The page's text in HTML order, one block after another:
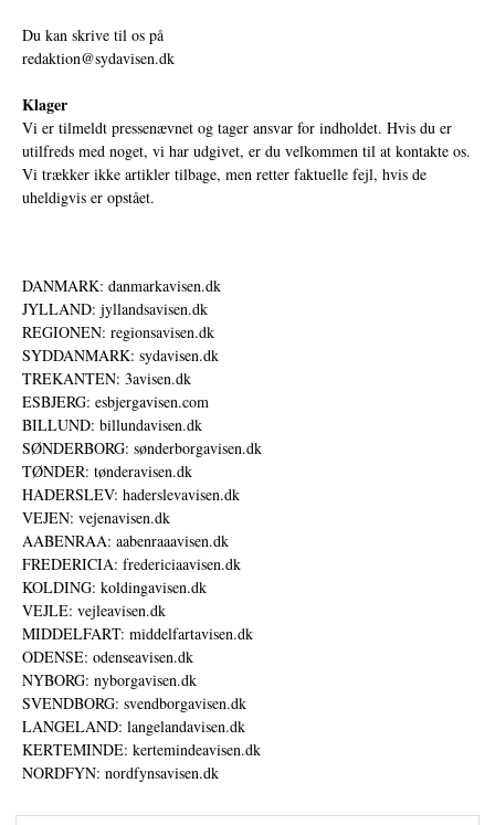
Du kan skrive til os på
redaktion@sydavisen.dk
Klager
Vi er tilmeldt pressenævnet og tager ansvar for indholdet. Hvis du er
utilfreds med noget, vi har udgivet, er du velkommen til at kontakte os.
Vi trækker ikke artikler tilbage, men retter faktuelle fejl, hvis de
uheldigvis er opstået.
DANMARK: danmarkavisen.dk
JYLLAND: jyllandsavisen.dk
REGIONEN: regionsavisen.dk
SYDDANMARK: sydavisen.dk
TREKANTEN: 3avisen.dk
ESBJERG: esbjergavisen.com
BILLUND: billundavisen.dk
SØNDERBORG: sønderborgavisen.dk
TØNDER: tønderavisen.dk
HADERSLEV: haderslevavisen.dk
VEJEN: vejenavisen.dk
AABENRAA: aabenraaavisen.dk
FREDERICIA: fredericiaavisen.dk
KOLDING: koldingavisen.dk
VEJLE: vejleavisen.dk
MIDDELFART: middelfartavisen.dk
ODENSE: odenseavisen.dk
NYBORG: nyborgavisen.dk
SVENDBORG: svendborgavisen.dk
LANGELAND: langelandavisen.dk
KERTEMINDE: kertemindeavisen.dk
NORDFYN: nordfynsavisen.dk